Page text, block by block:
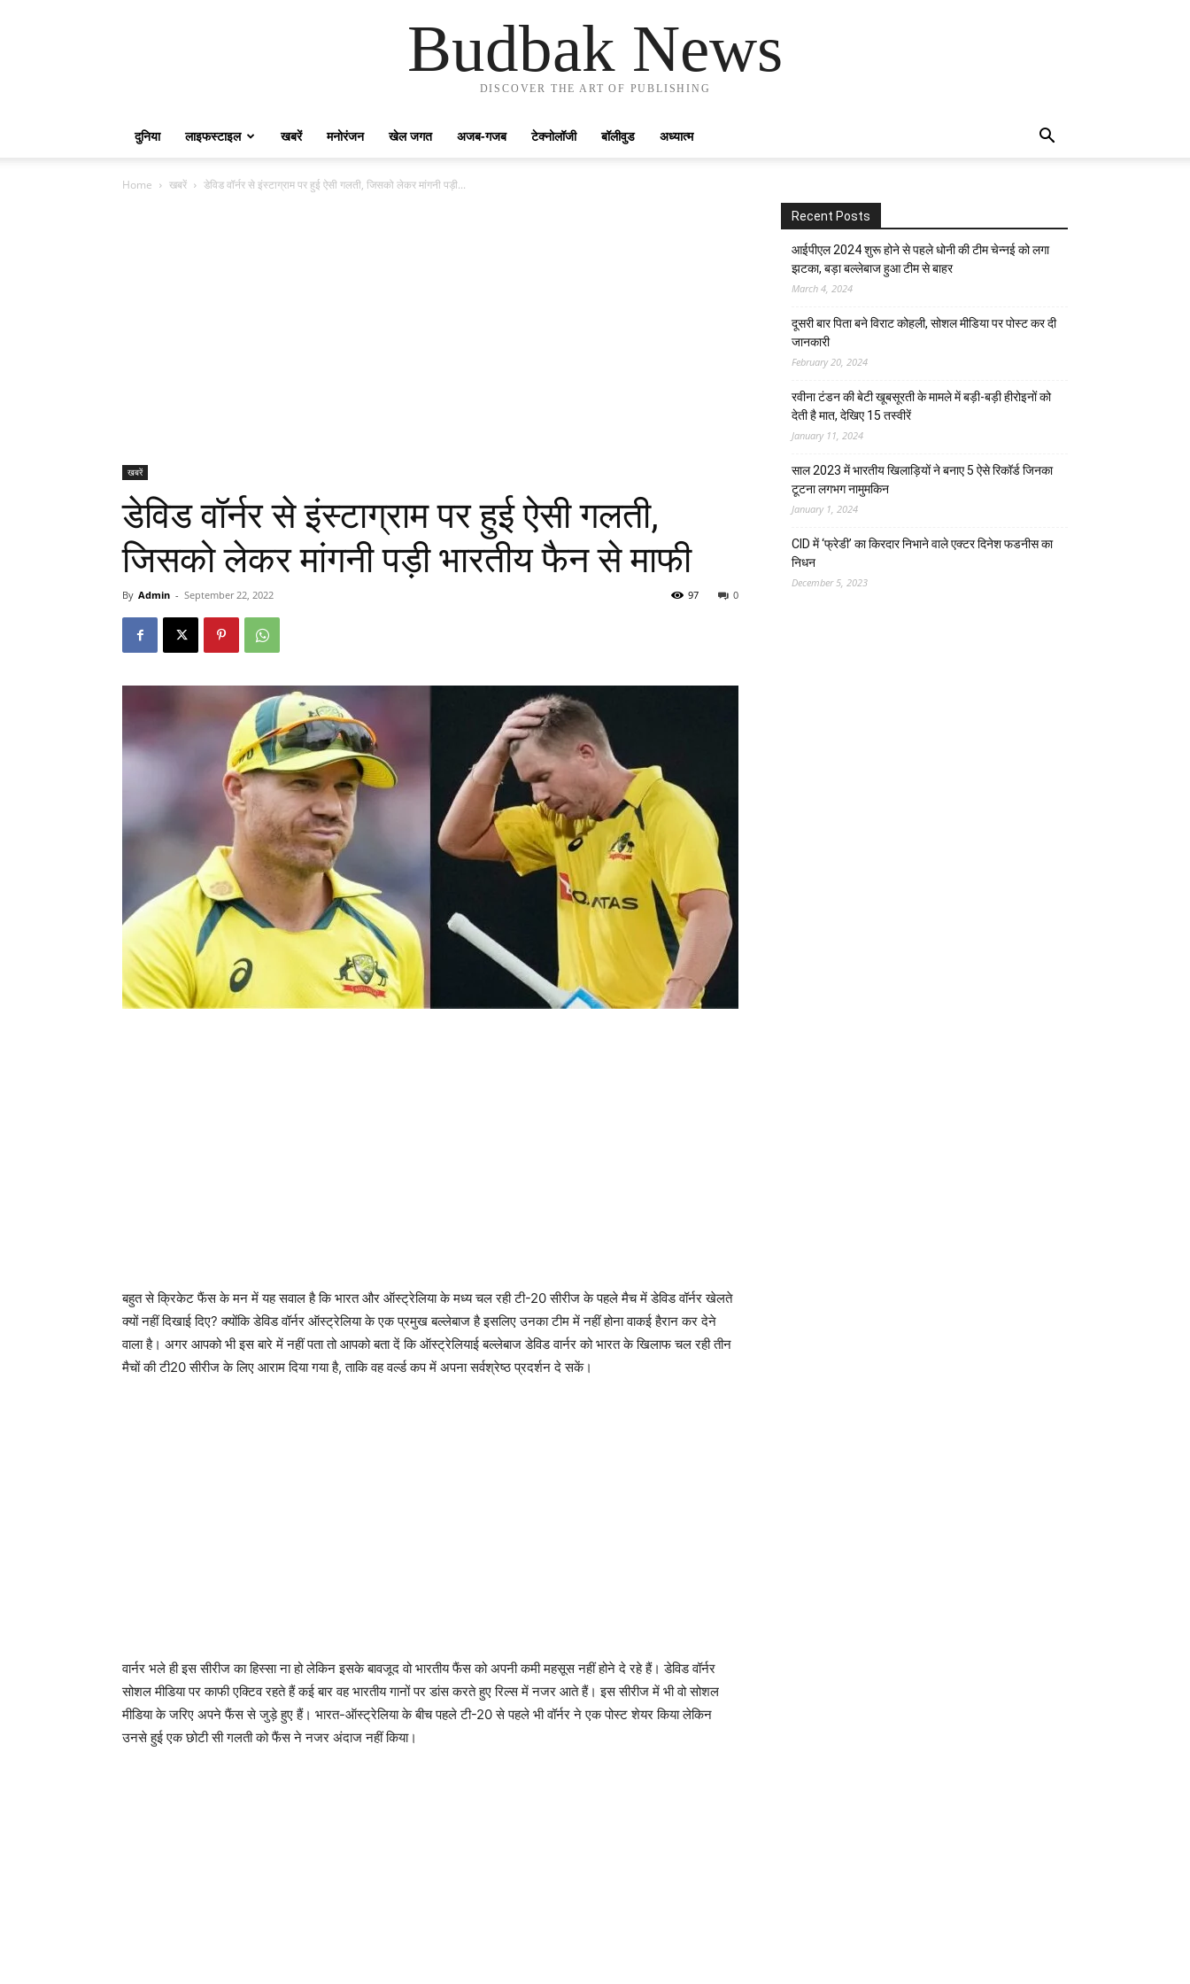
Budbak News
DISCOVER THE ART OF PUBLISHING
दुनिया लाइफस्टाइल खबरें मनोरंजन खेल जगत अजब-गजब टेक्नोलॉजी बॉलीवुड अध्यात्म
Home खबरें डेविड वॉर्नर से इंस्टाग्राम पर हुई ऐसी गलती, जिसको लेकर मांगनी पड़ी...
खबरें
डेविड वॉर्नर से इंस्टाग्राम पर हुई ऐसी गलती,
जिसको लेकर मांगनी पड़ी भारतीय फैन से माफी
By Admin - September 22, 2022 0
97
बहुत से क्रिकेट फैंस के मन में यह सवाल है कि भारत और ऑस्ट्रेलिया के मध्य चल रही टी-20 सीरीज के पहले मैच में डेविड वॉर्नर खेलते
क्यों नहीं दिखाई दिए? क्योंकि डेविड वॉर्नर ऑस्ट्रेलिया के एक प्रमुख बल्लेबाज है इसलिए उनका टीम में नहीं होना वाकई हैरान कर देने
वाला है। अगर आपको भी इस बारे में नहीं पता तो आपको बता दें कि ऑस्ट्रेलियाई बल्लेबाज डेविड वार्नर को भारत के खिलाफ चल रही तीन
मैचों की टी20 सीरीज के लिए आराम दिया गया है, ताकि वह वर्ल्ड कप में अपना सर्वश्रेष्ठ प्रदर्शन दे सकें।
वार्नर भले ही इस सीरीज का हिस्सा ना हो लेकिन इसके बावजूद वो भारतीय फैंस को अपनी कमी महसूस नहीं होने दे रहे हैं। डेविड वॉर्नर
सोशल मीडिया पर काफी एक्टिव रहते हैं कई बार वह भारतीय गानों पर डांस करते हुए रिल्स में नजर आते हैं। इस सीरीज में भी वो सोशल
मीडिया के जरिए अपने फैंस से जुड़े हुए हैं। भारत-ऑस्ट्रेलिया के बीच पहले टी-20 से पहले भी वॉर्नर ने एक पोस्ट शेयर किया लेकिन
उनसे हुई एक छोटी सी गलती को फैंस ने नजर अंदाज नहीं किया।
Recent Posts
आईपीएल 2024 शुरू होने से पहले धोनी की टीम चेन्नई को लगा
झटका, बड़ा बल्लेबाज हुआ टीम से बाहर
March 4, 2024
दूसरी बार‌ पिता बने विराट कोहली, सोशल मीडिया पर पोस्ट कर दी‌
जानकारी
February 20, 2024
रवीना टंडन की बेटी खूबसूरती के मामले में बड़ी-बड़ी हीरोइनों को
देती है मात, देखिए 15 तस्वीरें
January 11, 2024
साल 2023 में भारतीय खिलाड़ियों ने बनाए 5 ऐसे रिकॉर्ड जिनका
टूटना लगभग नामुमकिन
January 1, 2024
CID में ‘फ्रेडी’ का किरदार निभाने वाले एक्टर दिनेश फडनीस का
निधन
December 5, 2023